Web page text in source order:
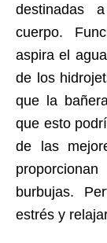
destinadas
cuerpo.
aspira el
de los
que la
que esto
de las
burbujas.
estrés y